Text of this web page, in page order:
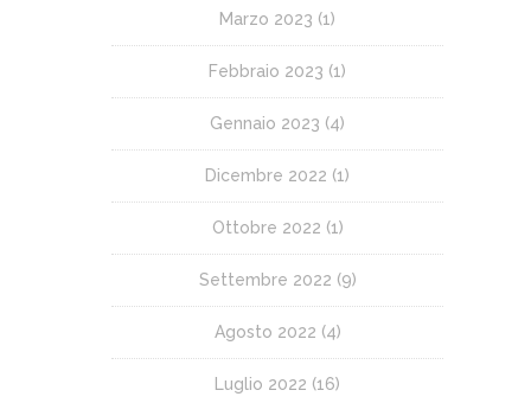
Marzo 2023 (1)
Febbraio 2023 (1)
Gennaio 2023 (4)
Dicembre 2022 (1)
Ottobre 2022 (1)
Settembre 2022 (9)
Agosto 2022 (4)
Luglio 2022 (16)